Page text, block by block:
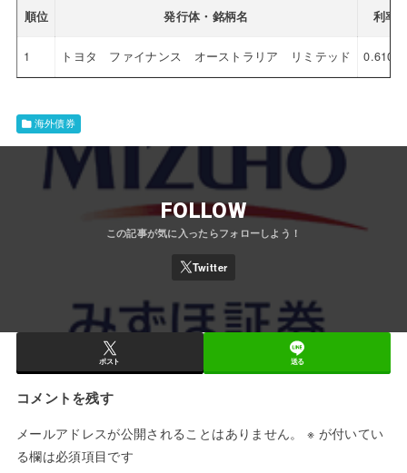
順位 発行体・銘柄名 利率
1 トヨタ ファイナンス オーストラリア リミテッド 0.610％
海外債券
FOLLOW
ポスト 送る
コメントを残す
メールアドレスが公開されることはありません。 ※ が付いてい
る欄は必須項目です